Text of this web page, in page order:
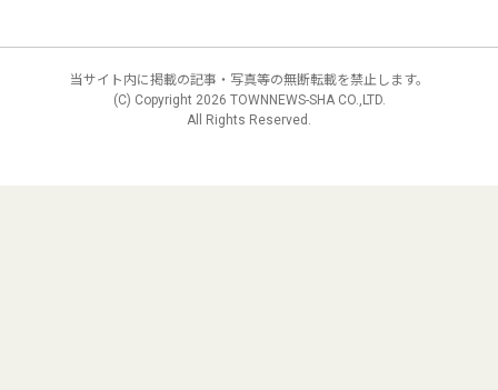
当サイト内に掲載の記事・写真等の無断転載を禁止します。
(C) Copyright 2026 TOWNNEWS-SHA CO.,LTD.
All Rights Reserved.